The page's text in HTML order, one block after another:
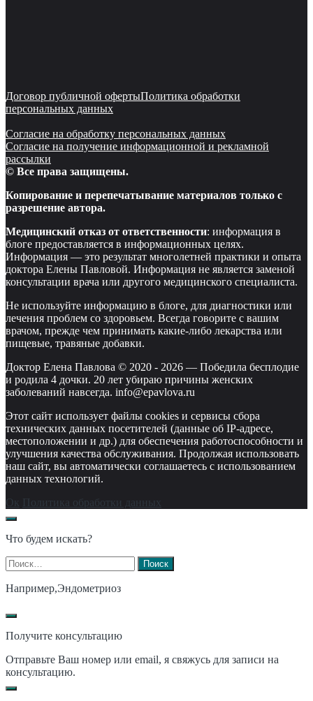
Договор публичной офертыПолитика обработки
персональных данных
Согласие на обработку персональных данных
Согласие на получение информационной и рекламной
рассылки
© Все права защищены.
Копирование и перепечатывание материалов только с
разрешение автора.
Медицинский отказ от ответственности: информация в
блоге предоставляется в информационных целях.
Информация — это результат многолетней практики и опыта
доктора Елены Павловой. Информация не является заменой
консультации врача или другого медицинского специалиста.
Не используйте информацию в блоге, для диагностики или
лечения проблем со здоровьем. Всегда говорите с вашим
врачом, прежде чем принимать какие-либо лекарства или
пищевые, травяные добавки.
Доктор Елена Павлова © 2020 - 2026 — Победила бесплодие
и родила 4 дочки. 20 лет убираю причины женских
заболеваний навсегда. info@epavlova.ru
Этот сайт использует файлы cookies и сервисы сбора
технических данных посетителей (данные об IP-адресе,
местоположении и др.) для обеспечения работоспособности и
улучшения качества обслуживания. Продолжая использовать
наш сайт, вы автоматически соглашаетесь с использованием
данных технологий.
Ок Политика обработки данных
Что будем искать?
Найти:
Например,Эндометриоз
Получите консультацию
Отправьте Ваш номер или email, я свяжусь для записи на
консультацию.